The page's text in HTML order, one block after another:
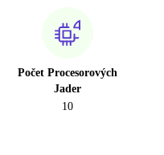
Počet Procesorových
Jader
10